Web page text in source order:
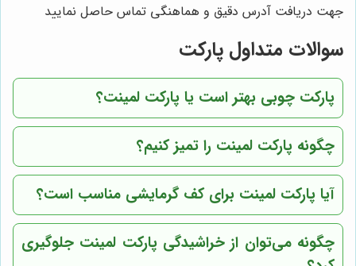
جهت دریافت آدرس دقیق و هماهنگی تماس حاصل نمایید
سوالات متداول پارکت
پارکت چوبی بهتر است یا پارکت لمینت؟
چگونه پارکت لمینت را تمیز کنیم؟
آیا پارکت لمینت برای کف گرمایشی مناسب است؟
چگونه می‌توان از خراشیدگی پارکت لمینت جلوگیری